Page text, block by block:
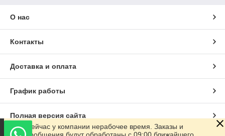
О нас
Контакты
Доставка и оплата
График работы
Полная версия сайта
Сейчас у компании нерабочее время. Заказы и